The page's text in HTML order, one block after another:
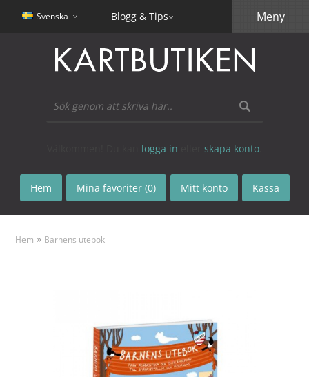
Svenska Blogg & Tips
logga in skapa konto
Hem Mina favoriter (0) Mitt konto Kassa
Meny
Hem » Barnens utebok